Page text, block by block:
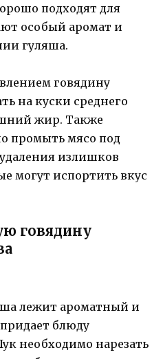
подходят для
особый аромат и
гуляша.
говядину
на куски среднего
жир. Также
промыть мясо под
излишков
могут испортить вкус
говядину
лежит ароматный и
блюду
необходимо нарезать